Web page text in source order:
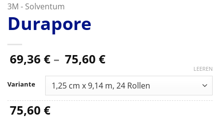
3M - Solventum
Durapore
69,36 € – 75,60 €Preisspanne:
bis
75,60 €
Variante
LEEREN
75,60 €